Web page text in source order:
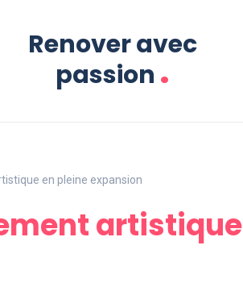
Renover avec
passion .
en pleine expansion
artistique